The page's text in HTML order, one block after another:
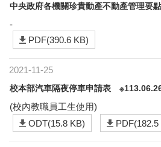
中央政府各機關珍貴動產不動產管理要點
-
PDF(390.6 KB)
2021-11-25
校本部汽車隔夜停車申請表
(校內教職員工生使用)
ODT(15.8 KB)
PDF(182.5